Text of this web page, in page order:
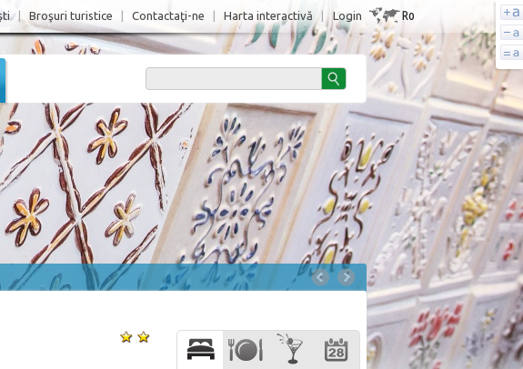
Login Ro
Broşuri turistice Contactaţi-ne Harta interactivă